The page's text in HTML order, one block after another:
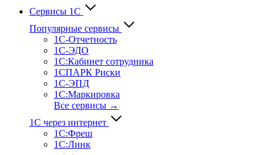
Сервисы 1С
Популярные сервисы
1С-Отчет­ность
1С-ЭДО
1С:Кабинет сотрудника
1СПАРК Риски
1С-ЭПД
1С:Маркировка
Все сервисы →
1С через интернет
1С:Фреш
1С:Линк